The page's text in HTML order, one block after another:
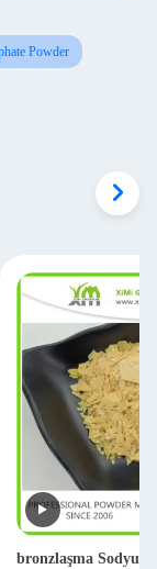
Powder
bronzlaşma